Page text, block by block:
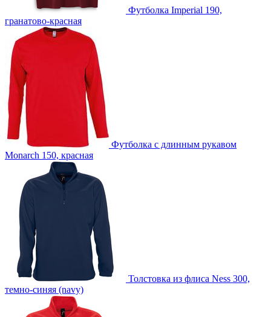
custm -Лейблы и шильды
custm -Светоотражающие лейблы
custm -Тканевые лейблы
Футболка Imperial 190,
гранатово-красная
Футболка с длинным рукавом
Monarch 150, красная
Толстовка из флиса Ness 300,
темно-синяя (navy)